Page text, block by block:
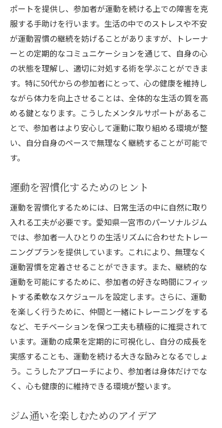
ポートを提供し、参加者が運動を続ける上での障害を克
服する手助けを行います。生活の中でのストレスや不安
が運動習慣の継続を妨げることがありますが、トレーナ
ーとの定期的なコミュニケーションを通じて、自身の心
の状態を理解し、適切に対処する術を学ぶことができま
す。特に50代からの参加者にとって、心の健康を維持し
ながら体力を向上させることは、全体的な生活の質を高
める鍵となります。こうしたメンタルサポートがあるこ
とで、参加者はより安心して運動に取り組める環境が整
い、自分自身のペースで無理なく継続することが可能で
す。
運動を習慣化するためのヒント
運動を習慣化するためには、日常生活の中に自然に取り
入れる工夫が必要です。愛知県一宮市のパーソナルジム
では、参加者一人ひとりの生活リズムに合わせたトレー
ニングプランを提供しています。これにより、無理なく
運動習慣を定着させることができます。また、継続的な
運動を可能にするために、参加者の好きな時間にフィッ
トする柔軟なスケジュールを設定します。さらに、運動
を楽しく行うために、仲間と一緒にトレーニングをする
など、モチベーションを保つ工夫も積極的に推奨されて
います。運動の成果を定期的に可視化し、自分の成長を
実感することも、運動を続ける大きな励みとなるでしょ
う。こうしたアプローチにより、参加者は身体だけでな
く、心も健康的に維持できる環境が整います。
ジム通いを楽しむためのアイデア